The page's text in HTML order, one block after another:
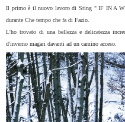
Il primo è il nuovo lavoro di Sting " IF IN A
durante Che tempo che fa di Fazio.
L'ho trovato di una bellezza e delicatezza
d'inverno magari davanti ad un camino acceso.